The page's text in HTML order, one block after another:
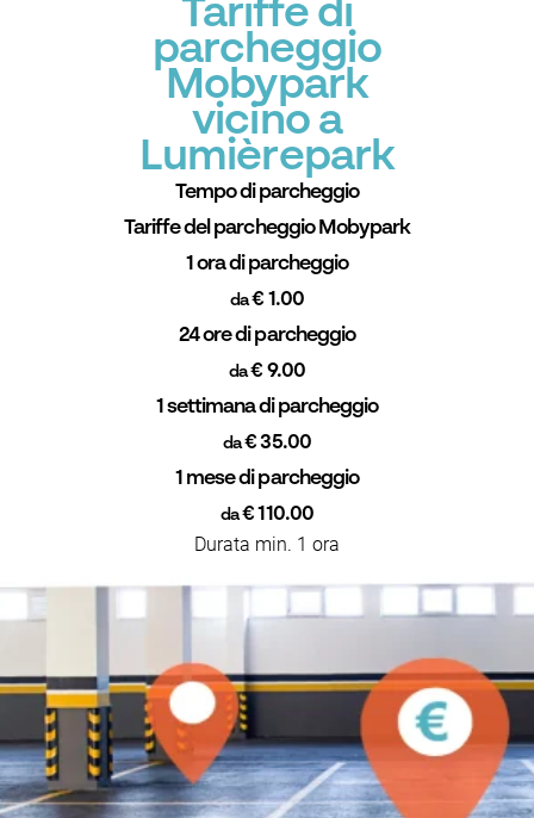
Tariffe di
parcheggio
Mobypark
vicino a
Lumièrepark
Tempo di parcheggio
Tariffe del parcheggio Mobypark
1 ora di parcheggio
da€ 1.00
24 ore di parcheggio
da€ 9.00
1 settimana di parcheggio
da€ 35.00
1 mese di parcheggio
da€ 110.00
Durata min. 1 ora